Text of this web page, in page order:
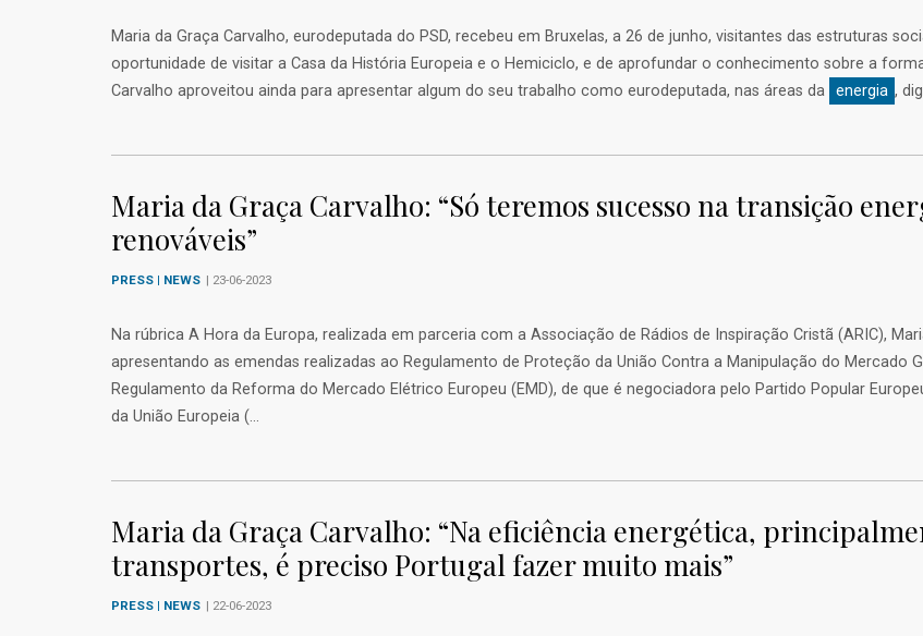
Maria da Graça Carvalho, eurodeputada do PSD, recebeu em Bruxelas, a 26 de junho, visitantes das estruturas
oportunidade de visitar a Casa da História Europeia e o Hemiciclo, e de aprofundar o conhecimento sobre a
Carvalho aproveitou ainda para apresentar algum do seu trabalho como eurodeputada, nas áreas da energia ,
Maria da Graça Carvalho: “Só teremos sucesso na transição
renováveis”
PRESS | NEWS | 23-06-2023
Na rúbrica A Hora da Europa, realizada em parceria com a Associação de Rádios de Inspiração Cristã (ARIC),
apresentando as emendas realizadas ao Regulamento de Proteção da União Contra a Manipulação do Mercado
Regulamento da Reforma do Mercado Elétrico Europeu (EMD), de que é negociadora pelo Partido Popular
da União Europeia (...
Maria da Graça Carvalho: “Na eficiência energética,
transportes, é preciso Portugal fazer muito mais”
PRESS | NEWS | 22-06-2023